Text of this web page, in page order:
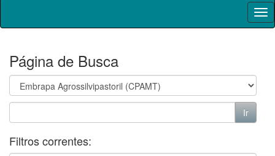
Página de Busca
Filtros correntes: